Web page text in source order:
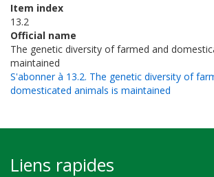
Item index
13.2
Official name
The genetic diversity of farmed and
maintained
S'abonner à 13.2. The genetic diversity of
domesticated animals is maintained
Liens rapides